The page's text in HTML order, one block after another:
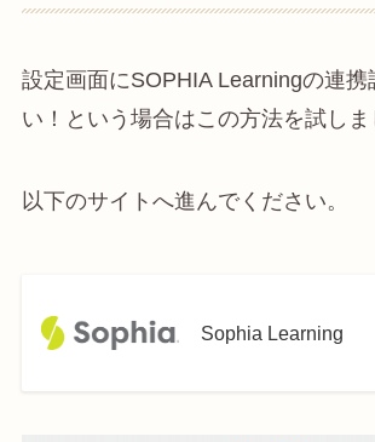
設定画面にSOPHIA Learningの連携
い！という場合はこの方法を試しま
以下のサイトへ進んでください。
Sophia Learning